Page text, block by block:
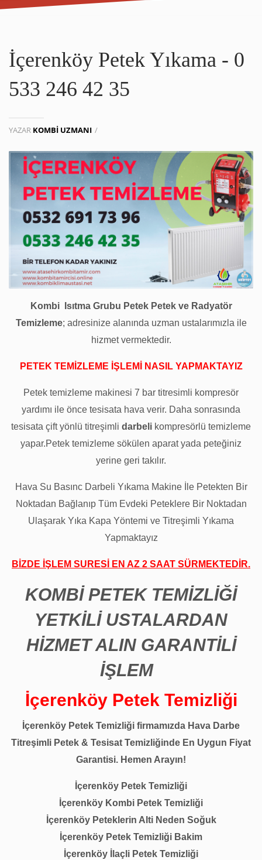
İçerenköy Petek Yıkama - 0
533 246 42 35
YAZAR KOMBI UZMANI /
Kombi Isıtma Grubu Petek Petek ve Radyatör
Temizleme; adresinize alanında uzman ustalarımızla ile
hizmet vermektedir.
PETEK TEMİZLEME İŞLEMİ NASIL YAPMAKTAYIZ
Petek temizleme makinesi 7 bar titresimli kompresör
yardımı ile önce tesisata hava verir. Daha sonrasında
tesisata çift yönlü titreşimli darbeli kompresörlü temizleme
yapar.Petek temizleme sökülen aparat yada peteğiniz
yerine geri takılır.
Hava Su Basınc Darbeli Yıkama Makine İle Petekten Bir
Noktadan Bağlanıp Tüm Evdeki Peteklere Bir Noktadan
Ulaşarak Yıka Kapa Yöntemi ve Titreşimli Yıkama
Yapmaktayız
BİZDE İŞLEM SURESİ EN AZ 2 SAAT SÜRMEKTEDİR.
KOMBİ PETEK TEMİZLİĞİ
YETKİLİ USTALARDAN
HİZMET ALIN GARANTİLİ
İŞLEM
İçerenköy Petek Temizliği
İçerenköy Petek Temizliği firmamızda Hava Darbe
Titreşimli Petek & Tesisat Temizliğinde En Uygun Fiyat
Garantisi. Hemen Arayın!
İçerenköy Petek Temizliği
İçerenköy Kombi Petek Temizliği
İçerenköy Peteklerin Alti Neden Soğuk
İçerenköy Petek Temizliği Bakim
İçerenköy İlaçli Petek Temizliği